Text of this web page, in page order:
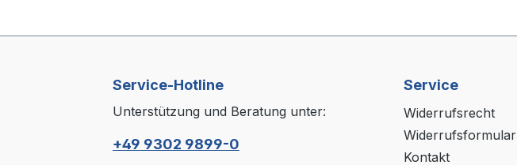
Service-Hotline
Unterstützung und Beratung unter:
+49 9302 9899-0
Service
Widerrufsrecht
Widerrufsformular
Kontakt